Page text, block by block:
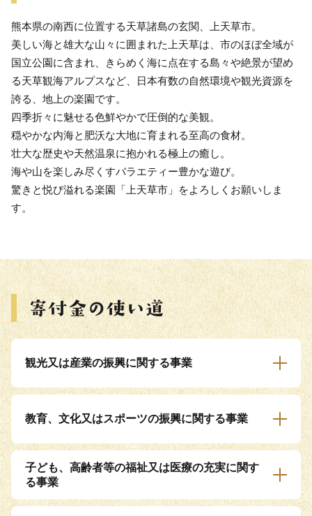
熊本県の南西に位置する天草諸島の玄関、上天草市。
美しい海と雄大な山々に囲まれた上天草は、市のほぼ全域が
国立公園に含まれ、きらめく海に点在する島々や絶景が望め
る天草観海アルプスなど、日本有数の自然環境や観光資源を
誇る、地上の楽園です。
四季折々に魅せる色鮮やかで圧倒的な美観。
穏やかな内海と肥沃な大地に育まれる至高の食材。
壮大な歴史や天然温泉に抱かれる極上の癒し。
海や山を楽しみ尽くすバラエティー豊かな遊び。
驚きと悦び溢れる楽園「上天草市」をよろしくお願いしま
す。
観光又は産業の振興に関する事業
教育、文化又はスポーツの振興に関する事業
子ども、高齢者等の福祉又は医療の充実に関す
る事業